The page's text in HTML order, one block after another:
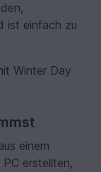
ist einfach zu
Winter Day
einem
erstellten,